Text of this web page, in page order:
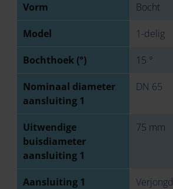
Vorm Bocht
Model 1-delig
Bochthoek (°) 15 °
Nominaal diameter
aansluiting 1
DN 65
Uitwendige
buisdiameter
aansluiting 1
75 mm
Aansluiting 1
Verjongd